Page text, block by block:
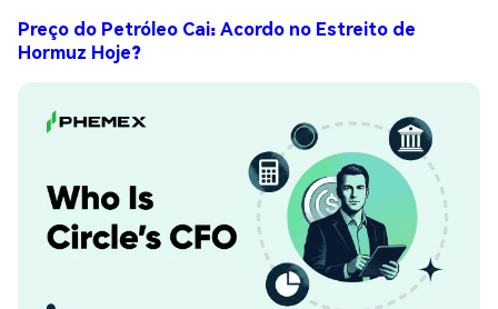
Preço do Petróleo Cai: Acordo no Estreito de
Hormuz Hoje?